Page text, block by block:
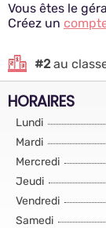
Vous êtes le
Créez un
#2au
HORAIRES
Lundi
Mardi
Mercredi
Jeudi
Vendredi
Samedi